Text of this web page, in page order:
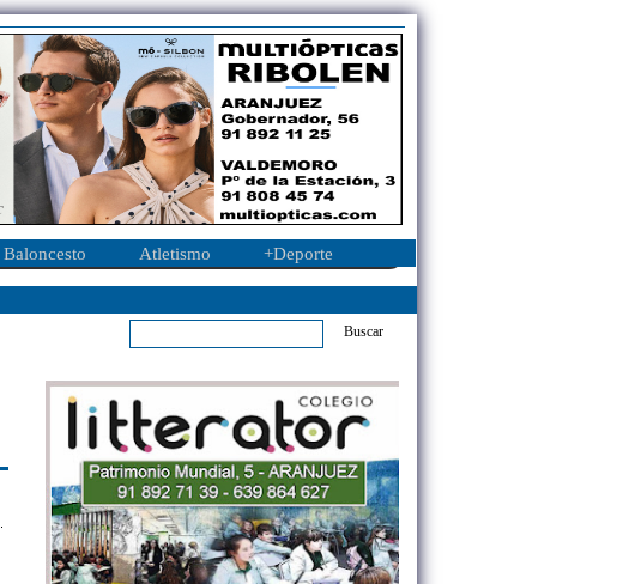
Baloncesto Atletismo +Deporte